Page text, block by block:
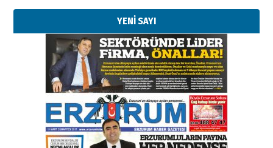
YENİ SAYI
Kenan GÜLERCİ
Murat Şahsuvaroğlu ERKON’da
çıtayı yukarı taşırken,
yönetimdekiler aşağı
çekmemeli!
17 Şubat 2026 SalıOrhan BOZKURT
Bir fotoğraf, bir şehir, bir
gazeteci… Dizginler kimin
elinde?
31 Mart 2026 Salı
A. Berhan Yılmaz